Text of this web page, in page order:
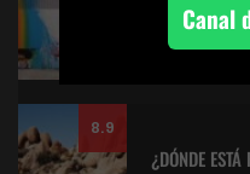
KITANO >
8.9
¿DÓNDE
Canal